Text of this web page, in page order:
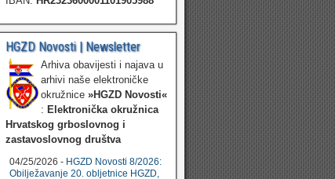
HGZD Novosti | Newsletter
Arhiva obavijesti i najava u
arhivi naše elektroničke
okružnice »HGZD Novosti«
: Elektronička okružnica
Hrvatskog grboslovnog i
zastavoslovnog društva
04/25/2026 - HGZD Novosti 8/2026:
Obilježavanje 20. obljetnice HGZD,